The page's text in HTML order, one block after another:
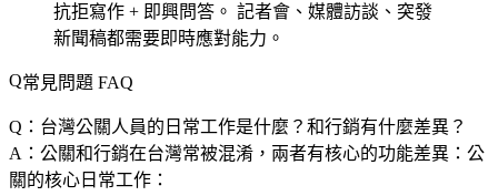
抗拒寫作 + 即興問答。 記者會、媒體訪談、突發
新聞稿都需要即時應對能力。
常見問題 FAQ
Q：台灣公關人員的日常工作是什麼？和行銷有什麼差異？
A：公關和行銷在台灣常被混淆，兩者有核心的功能差異：公
關的核心日常工作：